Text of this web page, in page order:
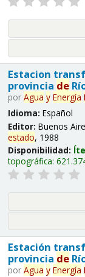
Estacion
provincia de
por Agua y Energía
Idioma: Español
Editor: Buenos
estado, 1988
Disponibilidad:
topográfica:
Estación
provincia de
por Agua y Energía